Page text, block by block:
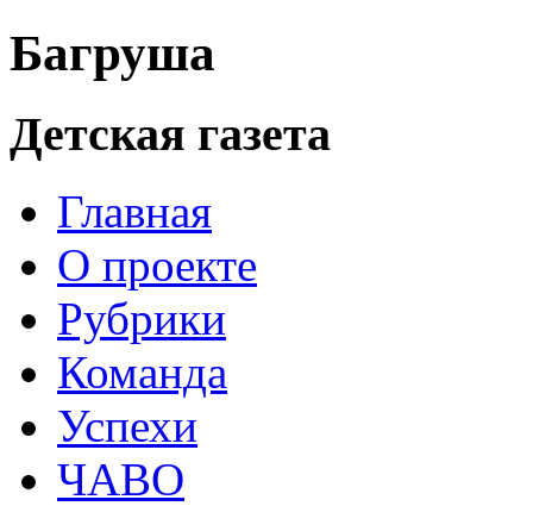
Багруша
Детская газета
Главная
О проекте
Рубрики
Команда
Успехи
ЧАВО